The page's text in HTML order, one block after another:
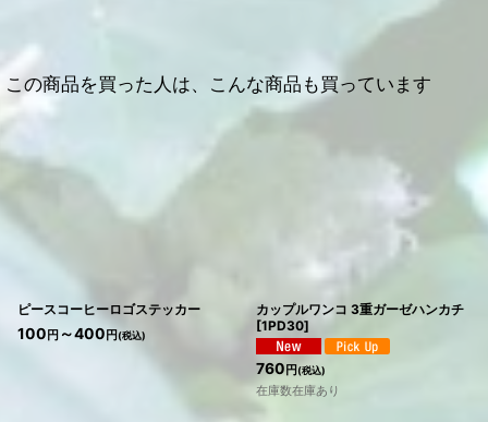
この商品を買った人は、こんな商品も買っています
ピースコーヒーロゴステッカー
100 円 ～400 円(税込)
カップルワンコ 3重ガーゼハンカチ
[1PD30]
760 円(税込)
在庫数在庫あり